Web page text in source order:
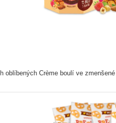
Crème boulí ve zmenšené